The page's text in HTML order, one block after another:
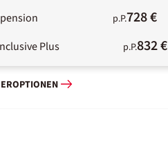
p.P.728 €
Plus p.P.832 €